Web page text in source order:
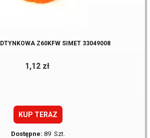
Z60KFW SIMET 33049008
1,12 zł
KUP TERAZ
Dostępne: 89 Szt.